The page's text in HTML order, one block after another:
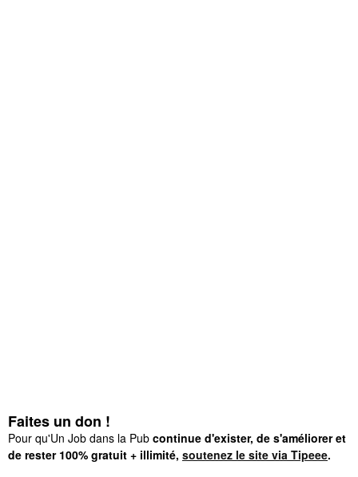
Faites un don !
Pour qu'Un Job dans la Pub continue d'exister, de s'améliorer et
de rester 100% gratuit + illimité, soutenez le site via Tipeee.